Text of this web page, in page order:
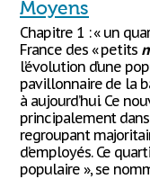
Moyens
Chapitre 1 : « un
France des « petits
l’évolution d’une
pavillonnaire de la
à aujourd’hui. Ce
principalement
regroupant
d’employés. Ce
populaire », se